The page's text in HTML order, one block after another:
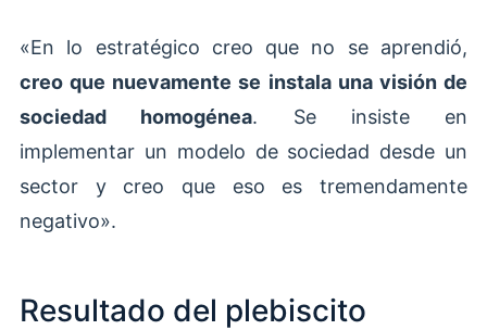
«En lo estratégico creo que no se aprendió,
creo que nuevamente se instala una visión de
sociedad homogénea. Se insiste en
implementar un modelo de sociedad desde un
sector y creo que eso es tremendamente
negativo».
Resultado del plebiscito